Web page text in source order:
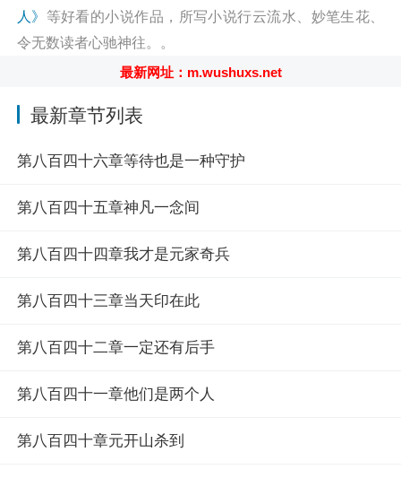
人》 等好看的小说作品，所写小说行云流水、妙笔生花、
令无数读者心驰神往。。
最新网址：m.wushuxs.net
最新章节列表
第八百四十六章等待也是一种守护
第八百四十五章神凡一念间
第八百四十四章我才是元家奇兵
第八百四十三章当天印在此
第八百四十二章一定还有后手
第八百四十一章他们是两个人
第八百四十章元开山杀到